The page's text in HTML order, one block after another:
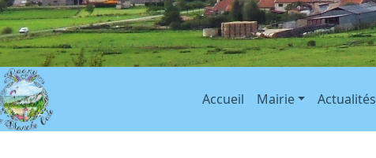
Accueil Mairie Actualités